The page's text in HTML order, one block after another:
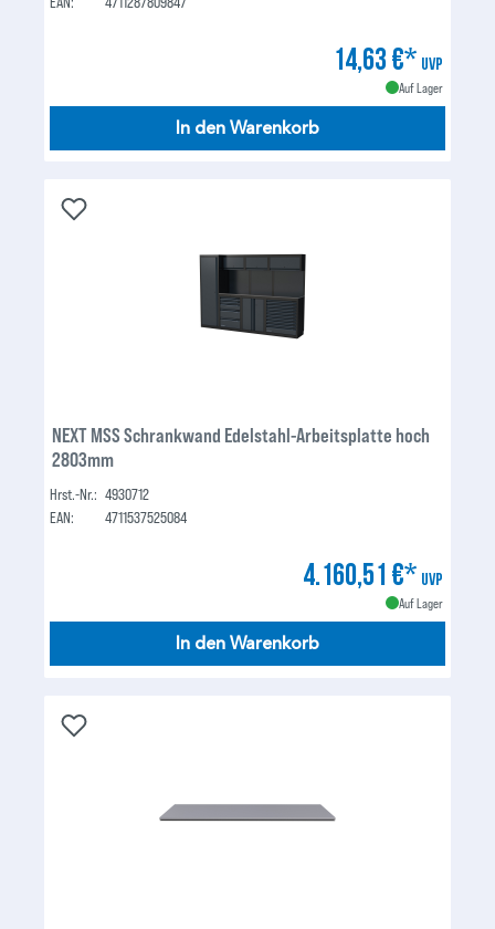
14,63 €* UVP
Auf Lager
In den Warenkorb
NEXT MSS Schrankwand Edelstahl-Arbeitsplatte hoch
2803mm
Hrst.-Nr.: 4930712
EAN:
4711537525084
4.160,51 €* UVP
Auf Lager
In den Warenkorb